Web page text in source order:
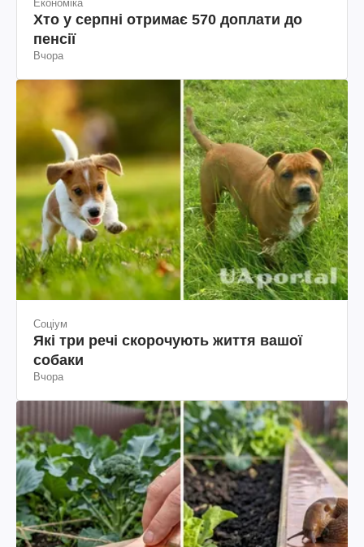
Економіка
Хто у серпні отримає 570 доплати до
пенсії
Вчора
Соціум
Які три речі скорочують життя вашої
собаки
Вчора